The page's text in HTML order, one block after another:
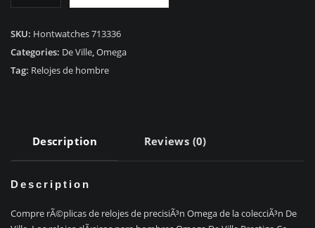
Ville
Prestigio
quantity
SKU: Hontwatches 713336
Categories: De Ville,Omega
Tag: Relojes de hombre
Description Reviews (0)
Description
Compre rÃ©plicas de relojes de precisiÃ³n Omega de la colecciÃ³n De